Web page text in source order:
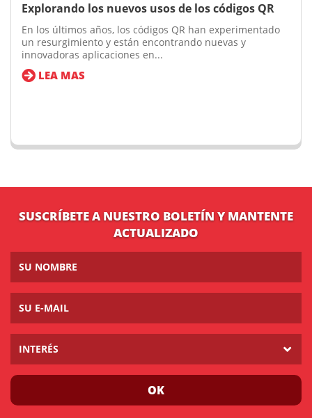
Explorando los nuevos usos de los códigos QR
En los últimos años, los códigos QR han experimentado
un resurgimiento y están encontrando nuevas y
innovadoras aplicaciones en...
LEA MAS
SUSCRÍBETE A NUESTRO BOLETÍN Y MANTENTE
ACTUALIZADO
INTERÉS
OK